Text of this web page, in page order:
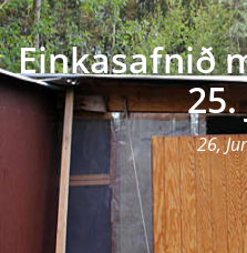
Einkasafnið
26,